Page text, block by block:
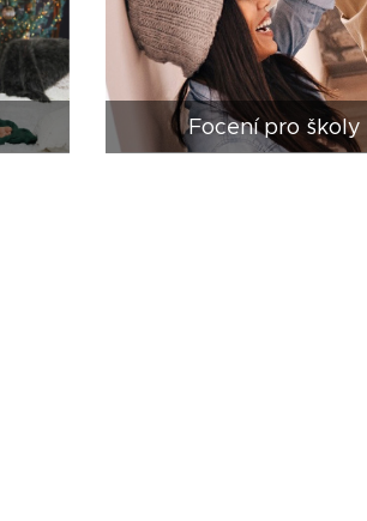
Focení pro školy